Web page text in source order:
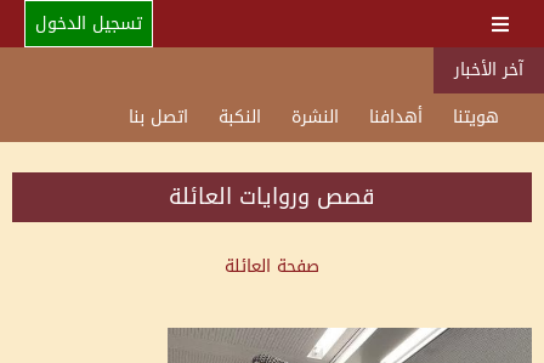
تسجيل الدخول
آخر الأخبار
هويتنا
أهدافنا النشرة النكبة اتصل بنا
قصص وروايات العائلة
صفحة العائلة